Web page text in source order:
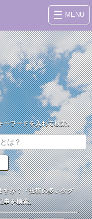
MENU
ーワードを入れて検索。
すか？『投稿の多いタグ
事を検索。